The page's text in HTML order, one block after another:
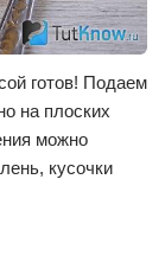
готов! Подаем
на плоских
можно
кусочки